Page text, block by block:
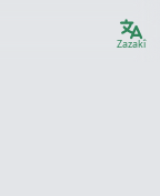
Zazakî